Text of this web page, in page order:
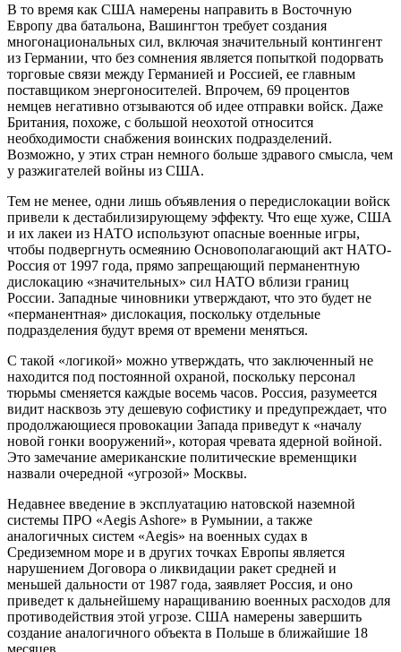
В то время как США намерены направить в Восточную
Европу два батальона, Вашингтон требует создания
многонациональных сил, включая значительный контингент
из Германии, что без сомнения является попыткой подорвать
торговые связи между Германией и Россией, ее главным
поставщиком энергоносителей. Впрочем, 69 процентов
немцев негативно отзываются об идее отправки войск. Даже
Британия, похоже, с большой неохотой относится
необходимости снабжения воинских подразделений.
Возможно, у этих стран немного больше здравого смысла, чем
у разжигателей войны из США.
Тем не менее, одни лишь объявления о передислокации войск
привели к дестабилизирующему эффекту. Что еще хуже, США
и их лакеи из НАТО используют опасные военные игры,
чтобы подвергнуть осмеянию Основополагающий акт НАТО-
Россия от 1997 года, прямо запрещающий перманентную
дислокацию «значительных» сил НАТО вблизи границ
России. Западные чиновники утверждают, что это будет не
«перманентная» дислокация, поскольку отдельные
подразделения будут время от времени меняться.
С такой «логикой» можно утверждать, что заключенный не
находится под постоянной охраной, поскольку персонал
тюрьмы сменяется каждые восемь часов. Россия, разумеется
видит насквозь эту дешевую софистику и предупреждает, что
продолжающиеся провокации Запада приведут к «началу
новой гонки вооружений», которая чревата ядерной войной.
Это замечание американские политические временщики
назвали очередной «угрозой» Москвы.
Недавнее введение в эксплуатацию натовской наземной
системы ПРО «Aegis Ashore» в Румынии, а также
аналогичных систем «Aegis» на военных судах в
Средиземном море и в других точках Европы является
нарушением Договора о ликвидации ракет средней и
меньшей дальности от 1987 года, заявляет Россия, и оно
приведет к дальнейшему наращиванию военных расходов для
противодействия этой угрозе. США намерены завершить
создание аналогичного объекта в Польше в ближайшие 18
месяцев.